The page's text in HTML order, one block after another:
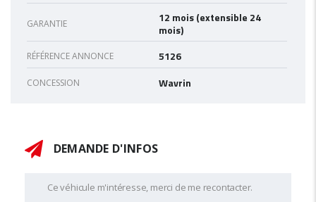
GARANTIE
12 mois (extensible 24
mois)
RÉFÉRENCE ANNONCE 5126
CONCESSION Wavrin
DEMANDE D'INFOS